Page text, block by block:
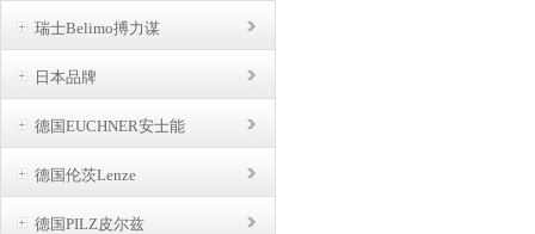
瑞士Belimo搏力谋
日本品牌
德国EUCHNER安士能
德国伦茨Lenze
德国PILZ皮尔兹